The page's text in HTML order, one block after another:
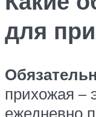
для
прихожая –
ежедневно